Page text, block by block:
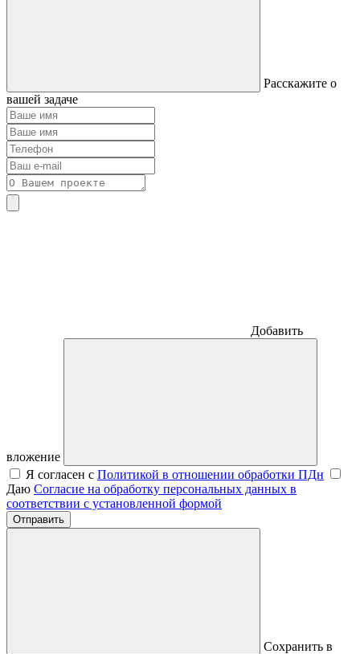
Расскажите о
вашей задаче
Добавить
вложение
Я согласен с Политикой в отношении обработки ПДн
Даю Согласие на обработку персональных данных в
соответствии с установленной формой
Отправить
Сохранить в